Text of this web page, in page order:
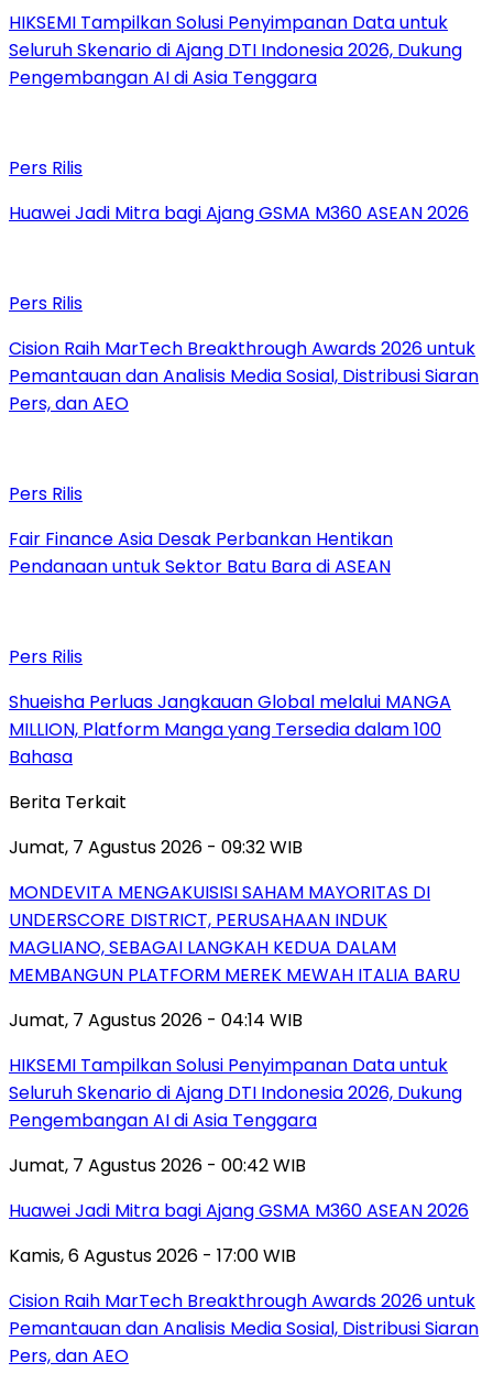
HIKSEMI Tampilkan Solusi Penyimpanan Data untuk
Seluruh Skenario di Ajang DTI Indonesia 2026, Dukung
Pengembangan AI di Asia Tenggara
Pers Rilis
Huawei Jadi Mitra bagi Ajang GSMA M360 ASEAN 2026
Pers Rilis
Cision Raih MarTech Breakthrough Awards 2026 untuk
Pemantauan dan Analisis Media Sosial, Distribusi Siaran
Pers, dan AEO
Pers Rilis
Fair Finance Asia Desak Perbankan Hentikan
Pendanaan untuk Sektor Batu Bara di ASEAN
Pers Rilis
Shueisha Perluas Jangkauan Global melalui MANGA
MILLION, Platform Manga yang Tersedia dalam 100
Bahasa
Berita Terkait
Jumat, 7 Agustus 2026 - 09:32 WIB
MONDEVITA MENGAKUISISI SAHAM MAYORITAS DI
UNDERSCORE DISTRICT, PERUSAHAAN INDUK
MAGLIANO, SEBAGAI LANGKAH KEDUA DALAM
MEMBANGUN PLATFORM MEREK MEWAH ITALIA BARU
Jumat, 7 Agustus 2026 - 04:14 WIB
HIKSEMI Tampilkan Solusi Penyimpanan Data untuk
Seluruh Skenario di Ajang DTI Indonesia 2026, Dukung
Pengembangan AI di Asia Tenggara
Jumat, 7 Agustus 2026 - 00:42 WIB
Huawei Jadi Mitra bagi Ajang GSMA M360 ASEAN 2026
Kamis, 6 Agustus 2026 - 17:00 WIB
Cision Raih MarTech Breakthrough Awards 2026 untuk
Pemantauan dan Analisis Media Sosial, Distribusi Siaran
Pers, dan AEO